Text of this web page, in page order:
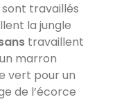
sont travaillés
la jungle
travaillent
marron
vert pour un
de l’écorce
une
partageant